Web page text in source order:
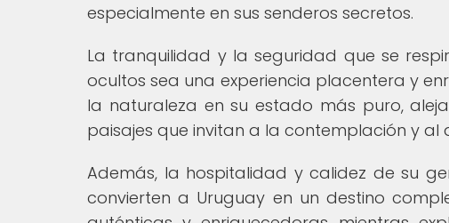
especialmente en sus senderos secretos.
La tranquilidad y la seguridad que se
ocultos sea una experiencia placentera y
la naturaleza en su estado más puro,
paisajes que invitan a la contemplación y al
Además, la hospitalidad y calidez de su
convierten a Uruguay en un destino